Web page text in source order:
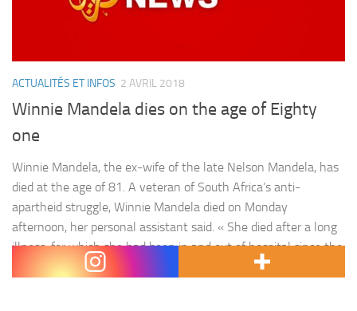
ACTUALITÉS ET INFOS 2 AVRIL 2018
Winnie Mandela dies on the age of Eighty
one
Winnie Mandela, the ex-wife of the late Nelson Mandela, has
died at the age of 81. A veteran of South Africa’s anti-
apartheid struggle, Winnie Mandela died on Monday
afternoon, her personal assistant said. « She died after a long
illness, for which she had been in and out of hospital since the
start of the year, »…